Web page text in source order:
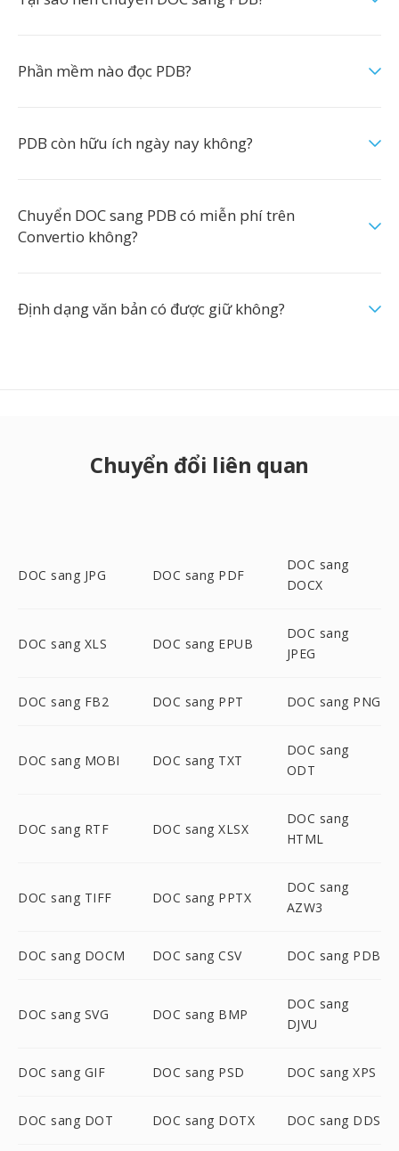
Phần mềm nào đọc PDB?
PDB còn hữu ích ngày nay không?
Chuyển DOC sang PDB có miễn phí trên
Convertio không?
Định dạng văn bản có được giữ không?
Chuyển đổi liên quan
DOC sang JPG DOC sang PDF
DOC sang
DOCX
DOC sang XLS DOC sang EPUB
DOC sang
JPEG
DOC sang FB2 DOC sang PPT DOC sang PNG
DOC sang MOBI DOC sang TXT
DOC sang
ODT
DOC sang RTF DOC sang XLSX
DOC sang
HTML
DOC sang TIFF DOC sang PPTX
DOC sang
AZW3
DOC sang DOCM DOC sang CSV DOC sang PDB
DOC sang SVG DOC sang BMP
DOC sang
DJVU
DOC sang GIF DOC sang PSD DOC sang XPS
DOC sang DOT DOC sang DOTX DOC sang DDS